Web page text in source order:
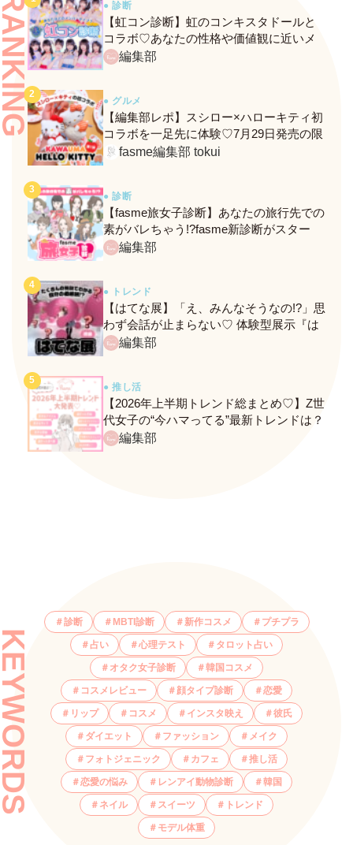
● 診断
【虹コン診断】虹のコンキスタドールと
コラボ♡あなたの性格や価値観に近いメ
ンバーがわかる、fasmeの新診断がスター
編集部
● グルメ
【編集部レポ】スシロー×ハローキティ初
コラボを一足先に体験♡7月29日発売の限
定メニュー＆グッズをレポ！
fasme編集部 tokui
● 診断
【fasme旅女子診断】あなたの旅行先での
素がバレちゃう!?fasme新診断がスター
ト！編集部
● トレンド
【はてな展】「え、みんなそうなの!?」思
わず会話が止まらない♡ 体験型展示『は
てな展』に行ってきたレポ
編集部
● 推し活
【2026年上半期トレンド総まとめ♡】Z世
代女子の“今ハマってる”最新トレンドは？
ネクストバズ予報もチェック♪
編集部
診断 MBTI診断 新作コスメ プチプラ
占い 心理テスト タロット占い
オタク女子診断 韓国コスメ
コスメレビュー 顔タイプ診断 恋愛
リップ コスメ インスタ映え 彼氏
ダイエット ファッション メイク
フォトジェニック カフェ 推し活
恋愛の悩み レンアイ動物診断 韓国
ネイル スイーツ トレンド
モデル体重